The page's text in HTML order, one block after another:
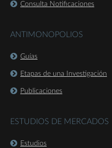
Consulta Notificaciones
ANTIMONOPOLIOS
Guías
Etapas de una Investigación
Publicaciones
ESTUDIOS DE MERCADOS
Estudios